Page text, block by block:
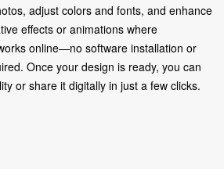
adjust colors and fonts, and enhance
effects or animations where
online—no software installation or
Once your design is ready, you can
or share it digitally in just a few clicks.